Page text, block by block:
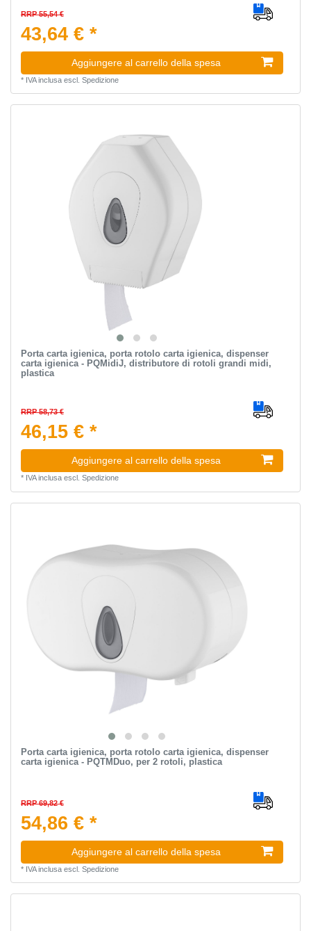
RRP 55,54 €
43,64 € *
Aggiungere al carrello della spesa
* IVA inclusaescl. Spedizione
Porta carta igienica, porta rotolo carta igienica, dispenser
carta igienica - PQMidiJ, distributore di rotoli grandi midi,
plastica
RRP 58,73 €
46,15 € *
Aggiungere al carrello della spesa
* IVA inclusaescl. Spedizione
Porta carta igienica, porta rotolo carta igienica, dispenser
carta igienica - PQTMDuo, per 2 rotoli, plastica
RRP 69,82 €
54,86 € *
Aggiungere al carrello della spesa
* IVA inclusaescl. Spedizione